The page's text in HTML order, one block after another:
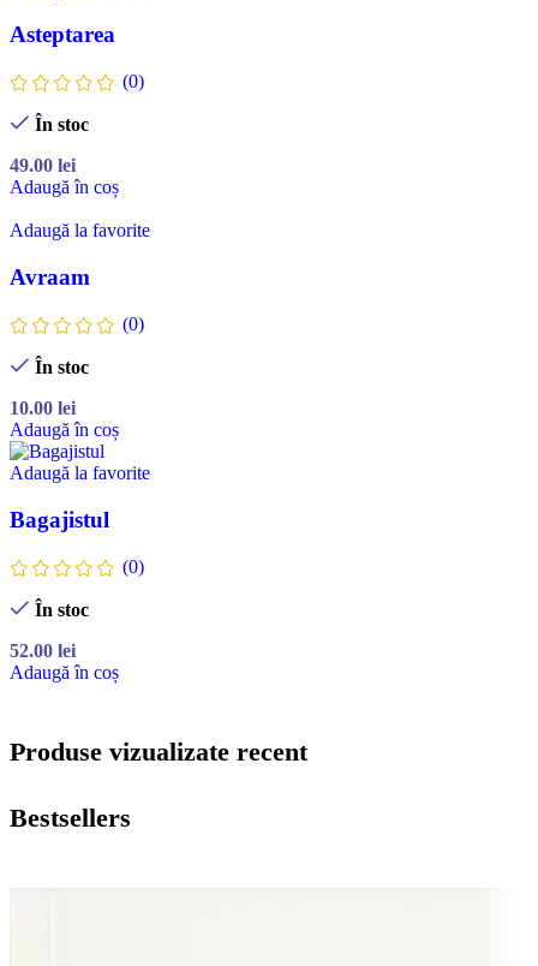
Asteptarea
(0)
În stoc
49.00 lei
Adaugă în coș
Adaugă la favorite
Avraam
(0)
În stoc
10.00 lei
Adaugă în coș
Adaugă la favorite
Bagajistul
(0)
În stoc
52.00 lei
Adaugă în coș
Produse vizualizate recent
Bestsellers